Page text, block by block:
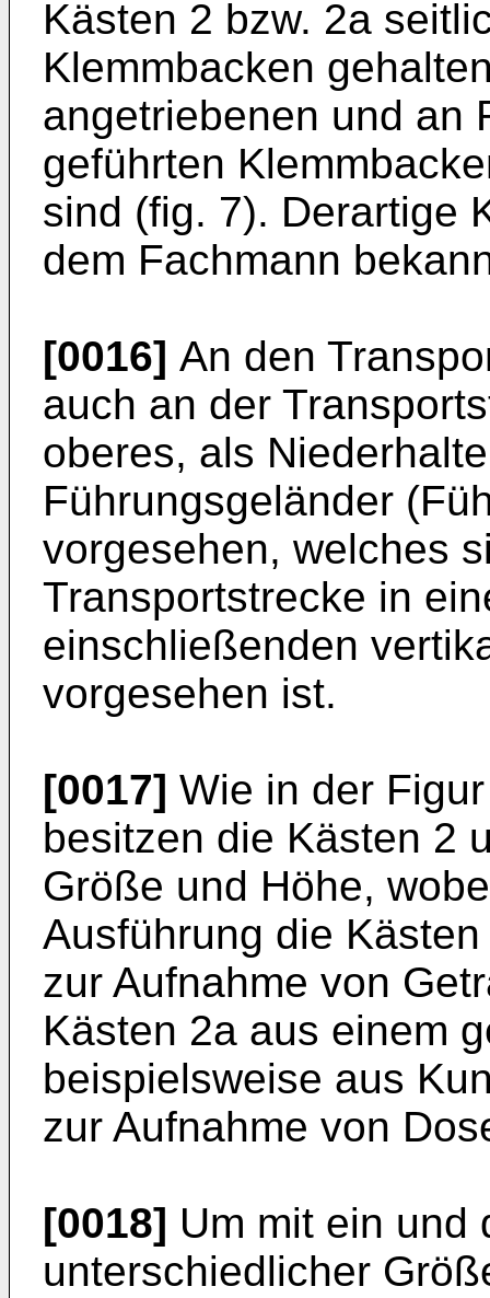
Kästen 2 bzw. 2a
Klemmbacken
angetriebenen und an
geführten
sind (fig. 7). Derartige
dem Fachmann
[0016] An den
auch an der
oberes, als
Führungsgeländer
vorgesehen, welches
Transportstrecke in
einschließenden
vorgesehen ist.
[0017] Wie in der
besitzen die Kästen 2
Größe und Höhe,
Ausführung die
zur Aufnahme von
Kästen 2a aus einem
beispielsweise aus
zur Aufnahme von
[0018] Um mit ein und
unterschiedlicher